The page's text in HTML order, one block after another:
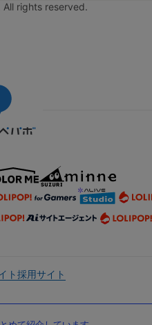
rights reserved.
ト採用サイト